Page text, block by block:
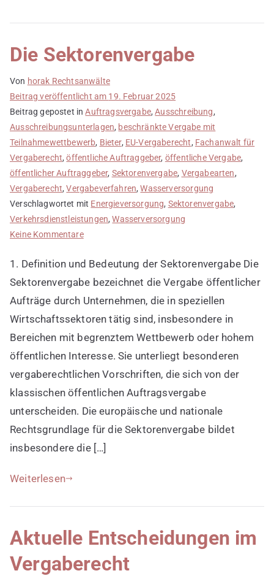
Die Sektorenvergabe
Von horak Rechtsanwälte
Beitrag veröffentlicht am 19. Februar 2025
Beitrag gepostet inAuftragsvergabe,Ausschreibung,
Ausschreibungsunterlagen, beschränkte Vergabe mit
Teilnahmewettbewerb, Bieter, EU-Vergaberecht, Fachanwalt für
Vergaberecht,öffentliche Auftraggeber, öffentliche Vergabe,
öffentlicher Auftraggeber, Sektorenvergabe, Vergabearten,
Vergaberecht,Vergabeverfahren,Wasserversorgung
Verschlagwortet mit Energieversorgung, Sektorenvergabe,
Verkehrsdienstleistungen,Wasserversorgung
Keine Kommentarezu
Sektorenvergabe
1. Definition und Bedeutung der Sektorenvergabe Die
Sektorenvergabe bezeichnet die Vergabe öffentlicher
Aufträge durch Unternehmen, die in speziellen
Wirtschaftssektoren tätig sind, insbesondere in
Bereichen mit begrenztem Wettbewerb oder hohem
öffentlichen Interesse. Sie unterliegt besonderen
vergaberechtlichen Vorschriften, die sich von der
klassischen öffentlichen Auftragsvergabe
unterscheiden. Die europäische und nationale
Rechtsgrundlage für die Sektorenvergabe bildet
insbesondere die […]
Weiterlesen
Aktuelle Entscheidungen im
Vergaberecht